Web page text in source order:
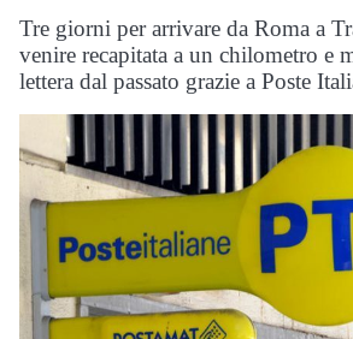
Tre giorni per arrivare da Roma a
venire recapitata a un chilometro e
lettera dal passato grazie a Poste